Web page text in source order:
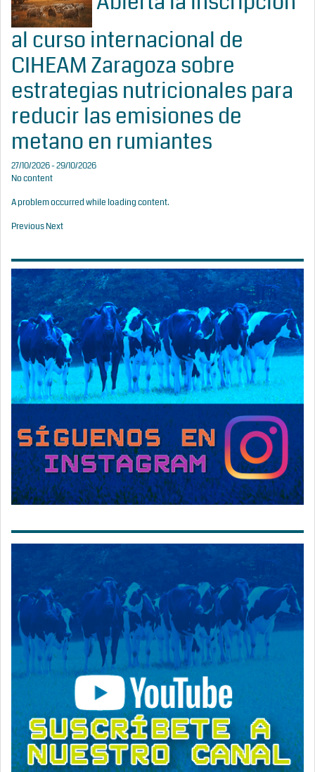
al curso internacional de
CIHEAM Zaragoza sobre
estrategias nutricionales para
reducir las emisiones de
metano en rumiantes
27/10/2026 - 29/10/2026
No content
A problem occurred while loading content.
PreviousNext